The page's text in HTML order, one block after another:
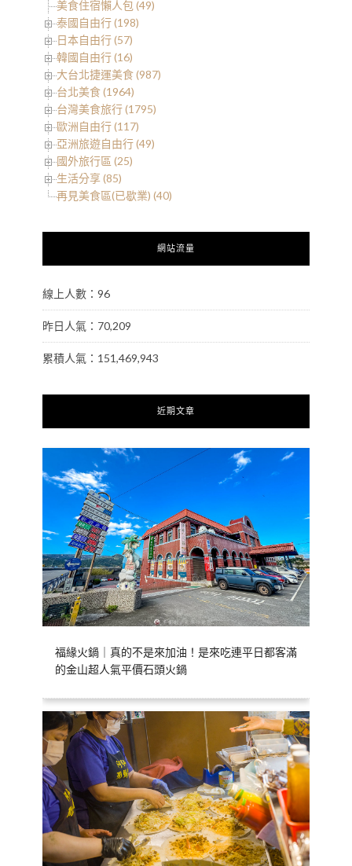
美食住宿懶人包 (49)
泰國自由行 (198)
日本自由行 (57)
韓國自由行 (16)
大台北捷運美食 (987)
台北美食 (1964)
台灣美食旅行 (1795)
歐洲自由行 (117)
亞洲旅遊自由行 (49)
國外旅行區 (25)
生活分享 (85)
再見美食區(已歇業) (40)
網站流量
線上人數：96
昨日人氣：70,209
累積人氣：151,469,943
近期文章
福緣火鍋｜真的不是來加油！是來吃連平日都客滿
的金山超人氣平價石頭火鍋